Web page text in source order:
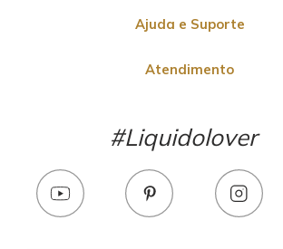
Ajuda e Suporte
Atendimento
#Liquidolover